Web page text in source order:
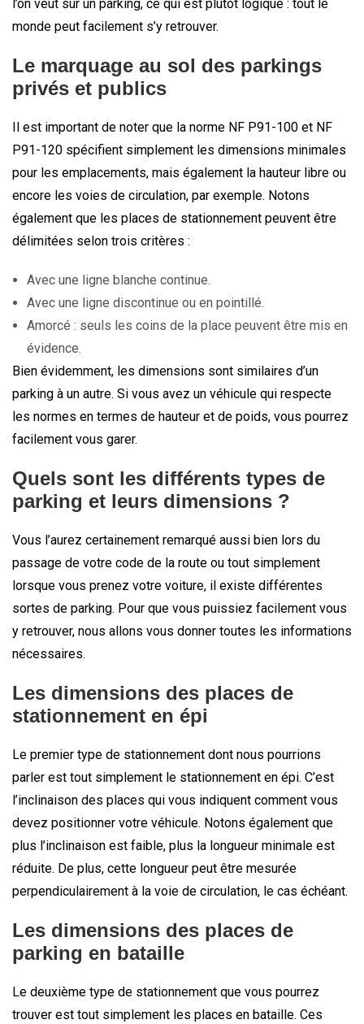
l’on veut sur un parking, ce qui est plutôt logique : tout le
monde peut facilement s’y retrouver.
Le marquage au sol des parkings
privés et publics
Il est important de noter que la norme NF P91-100 et NF
P91-120 spécifient simplement les dimensions minimales
pour les emplacements, mais également la hauteur libre ou
encore les voies de circulation, par exemple. Notons
également que les places de stationnement peuvent être
délimitées selon trois critères :
Avec une ligne blanche continue.
Avec une ligne discontinue ou en pointillé.
Amorcé : seuls les coins de la place peuvent être mis en
évidence.
Bien évidemment, les dimensions sont similaires d’un
parking à un autre. Si vous avez un véhicule qui respecte
les normes en termes de hauteur et de poids, vous pourrez
facilement vous garer.
Quels sont les différents types de
parking et leurs dimensions ?
Vous l’aurez certainement remarqué aussi bien lors du
passage de votre code de la route ou tout simplement
lorsque vous prenez votre voiture, il existe différentes
sortes de parking. Pour que vous puissiez facilement vous
y retrouver, nous allons vous donner toutes les informations
nécessaires.
Les dimensions des places de
stationnement en épi
Le premier type de stationnement dont nous pourrions
parler est tout simplement le stationnement en épi. C’est
l’inclinaison des places qui vous indiquent comment vous
devez positionner votre véhicule. Notons également que
plus l’inclinaison est faible, plus la longueur minimale est
réduite. De plus, cette longueur peut être mesurée
perpendiculairement à la voie de circulation, le cas échéant.
Les dimensions des places de
parking en bataille
Le deuxième type de stationnement que vous pourrez
trouver est tout simplement les places en bataille. Ces